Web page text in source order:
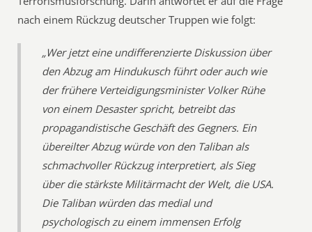
nach einem Rückzug deutscher Truppen wie folgt:
„Wer jetzt eine undifferenzierte Diskussion über
den Abzug am Hindukusch führt oder auch wie
der frühere Verteidigungsminister Volker Rühe
von einem Desaster spricht, betreibt das
propagandistische Geschäft des Gegners. Ein
übereilter Abzug würde von den Taliban als
schmachvoller Rückzug interpretiert, als Sieg
über die stärkste Militärmacht der Welt, die USA.
Die Taliban würden das medial und
psychologisch zu einem immensen Erfolg